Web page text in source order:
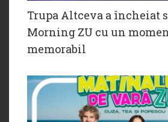
Trupa Altceva a încheiat
Morning ZU cu un
memorabil